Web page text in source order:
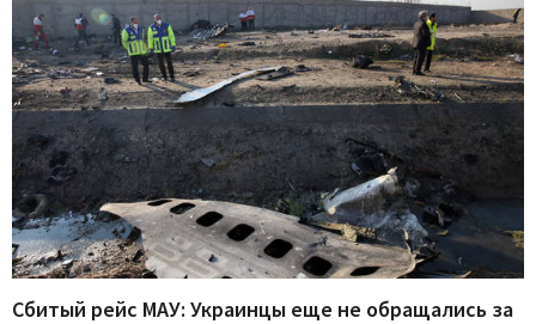
Сбитый рейс МАУ: Украинцы еще не обращались за